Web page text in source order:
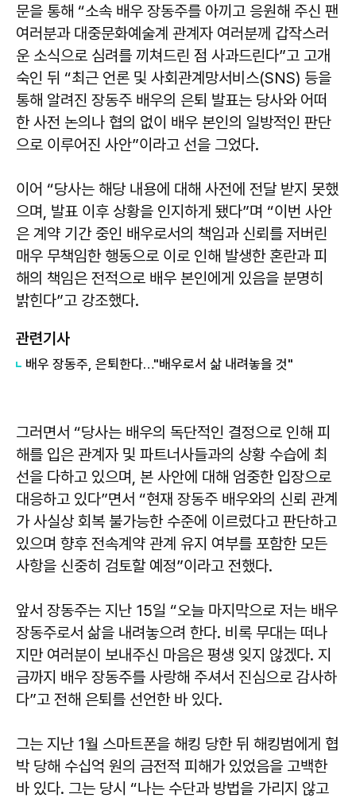
문을 통해 “소속 배우 장동주를 아끼고 응원해 주신 팬
여러분과 대중문화예술계 관계자 여러분께 갑작스러
운 소식으로 심려를 끼쳐드린 점 사과드린다”고 고개
숙인 뒤 “최근 언론 및 사회관계망서비스(SNS) 등을
통해 알려진 장동주 배우의 은퇴 발표는 당사와 어떠
한 사전 논의나 협의 없이 배우 본인의 일방적인 판단
으로 이루어진 사안”이라고 선을 그었다.
이어 “당사는 해당 내용에 대해 사전에 전달 받지 못했
으며, 발표 이후 상황을 인지하게 됐다”며 “이번 사안
은 계약 기간 중인 배우로서의 책임과 신뢰를 저버린
매우 무책임한 행동으로 이로 인해 발생한 혼란과 피
해의 책임은 전적으로 배우 본인에게 있음을 분명히
밝힌다”고 강조했다.
관련기사
배우 장동주, 은퇴한다…"배우로서 삶 내려놓을 것"
그러면서 “당사는 배우의 독단적인 결정으로 인해 피
해를 입은 관계자 및 파트너사들과의 상황 수습에 최
선을 다하고 있으며, 본 사안에 대해 엄중한 입장으로
대응하고 있다”면서 “현재 장동주 배우와의 신뢰 관계
가 사실상 회복 불가능한 수준에 이르렀다고 판단하고
있으며 향후 전속계약 관계 유지 여부를 포함한 모든
사항을 신중히 검토할 예정”이라고 전했다.
앞서 장동주는 지난 15일 “오늘 마지막으로 저는 배우
장동주로서 삶을 내려놓으려 한다. 비록 무대는 떠나
지만 여러분이 보내주신 마음은 평생 잊지 않겠다. 지
금까지 배우 장동주를 사랑해 주셔서 진심으로 감사하
다”고 전해 은퇴를 선언한 바 있다.
그는 지난 1월 스마트폰을 해킹 당한 뒤 해킹범에게 협
박 당해 수십억 원의 금전적 피해가 있었음을 고백한
바 있다. 그는 당시 “나는 수단과 방법을 가리지 않고